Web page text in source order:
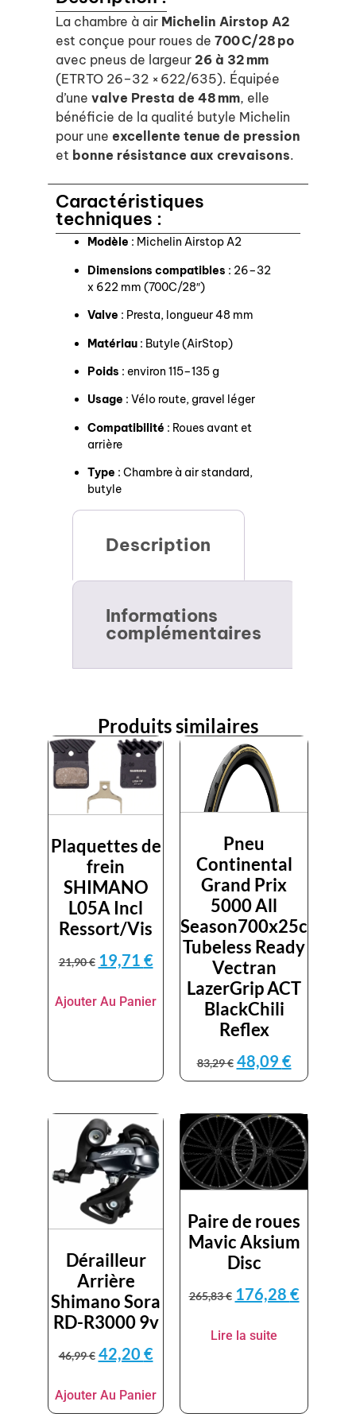
La chambre à air Michelin Airstop A2
est conçue pour roues de 700 C/28 po
avec pneus de largeur 26 à 32 mm
(ETRTO 26–32 × 622/635). Équipée
d’une valve Presta de 48 mm, elle
bénéficie de la qualité butyle Michelin
pour une excellente tenue de pression
et bonne résistance aux crevaisons.
Caractéristiques
techniques :
Modèle : Michelin Airstop A2
Dimensions compatibles : 26–32
x 622 mm (700C/28″)
Valve : Presta, longueur 48 mm
Matériau : Butyle (AirStop)
Poids : environ 115–135 g
Usage : Vélo route, gravel léger
Compatibilité : Roues avant et
arrière
Type : Chambre à air standard,
butyle
Description
Informations
complémentaires
Produits similaires
Plaquettes de
frein
SHIMANO
L05A Incl
Ressort/Vis
21,90€ 19,71 €
Ajouter Au Panier
Pneu
Continental
Grand Prix
5000 All
Season700x25c
Tubeless Ready
Vectran
LazerGrip ACT
BlackChili
Reflex
83,29€ 48,09 €
Dérailleur
Arrière
Shimano Sora
RD-R3000 9v
46,99€ 42,20 €
Ajouter Au Panier
Paire de roues
Mavic Aksium
Disc
265,83€ 176,28 €
Lire la suite